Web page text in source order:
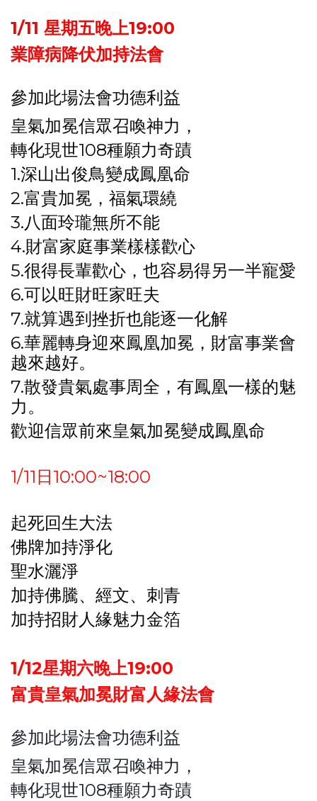
1/11 星期五晚上19:00
業障病降伏加持法會
參加此場法會功德利益
皇氣加冕信眾召喚神力，
轉化現世108種願力奇蹟
1.深山出俊鳥變成鳳凰命
2.富貴加冕，福氣環繞
3.八面玲瓏無所不能
4.財富家庭事業樣樣歡心
5.很得長輩歡心，也容易得另一半寵愛
6.可以旺財旺家旺夫
7.就算遇到挫折也能逐一化解
6.華麗轉身迎來鳳凰加冕，財富事業會
越來越好。
7.散發貴氣處事周全，有鳳凰一樣的魅
力。
歡迎信眾前來皇氣加冕變成鳳凰命
1/11日10:00~18:00
起死回生大法
佛牌加持淨化
聖水灑淨
加持佛騰、經文、刺青
加持招財人緣魅力金箔
1/12星期六晚上19:00
富貴皇氣加冕財富人緣法會
參加此場法會功德利益
皇氣加冕信眾召喚神力，
轉化現世108種願力奇蹟